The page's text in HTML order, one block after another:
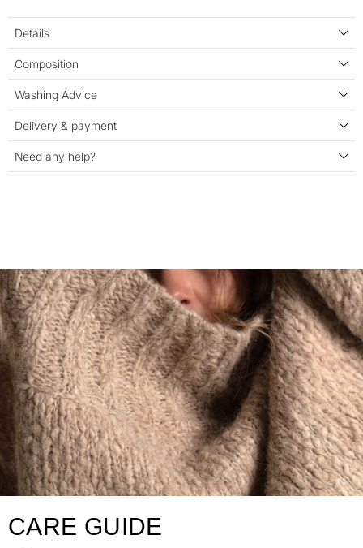
Details
Composition
Washing Advice
Delivery & payment
Need any help?
CARE GUIDE